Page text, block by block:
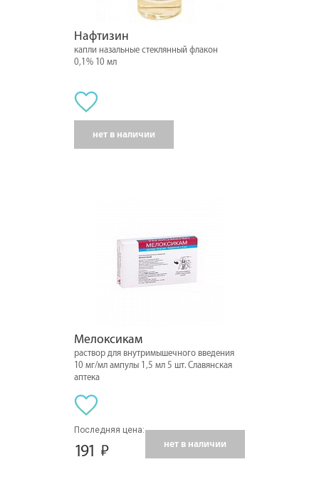
Нафтизин
капли назальные стеклянный флакон
0,1% 10 мл
нет в наличии
Мелоксикам
раствор для внутримышечного введения
10 мг/мл ампулы 1,5 мл 5 шт. Славянская
аптека
Последняя цена:
191 нет в наличии